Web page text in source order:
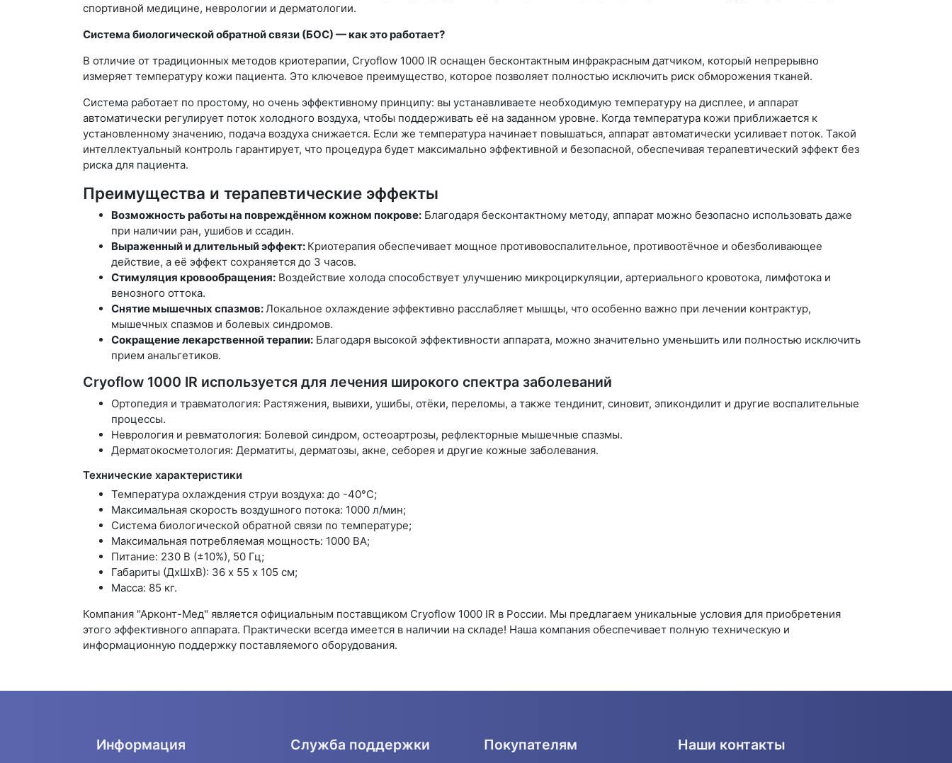
спортивной медицине, неврологии и дерматологии.
Система биологической обратной связи (БОС) — как это работает?
В отличие от традиционных методов криотерапии, Cryoflow 1000 IR оснащен бесконтактным инфракрасным датчиком, который непрерывно
измеряет температуру кожи пациента. Это ключевое преимущество, которое позволяет полностью исключить риск обморожения тканей.
Система работает по простому, но очень эффективному принципу: вы устанавливаете необходимую температуру на дисплее, и аппарат
автоматически регулирует поток холодного воздуха, чтобы поддерживать её на заданном уровне. Когда температура кожи приближается к
установленному значению, подача воздуха снижается. Если же температура начинает повышаться, аппарат автоматически усиливает поток. Такой
интеллектуальный контроль гарантирует, что процедура будет максимально эффективной и безопасной, обеспечивая терапевтический эффект без
риска для пациента.
Преимущества и терапевтические эффекты
Возможность работы на повреждённом кожном покрове: Благодаря бесконтактному методу, аппарат можно безопасно использовать даже
при наличии ран, ушибов и ссадин.
Выраженный и длительный эффект: Криотерапия обеспечивает мощное противовоспалительное, противоотёчное и обезболивающее
действие, а её эффект сохраняется до 3 часов.
Стимуляция кровообращения: Воздействие холода способствует улучшению микроциркуляции, артериального кровотока, лимфотока и
венозного оттока.
Снятие мышечных спазмов:Локальное охлаждение эффективно расслабляет мышцы, что особенно важно при лечении контрактур,
мышечных спазмов и болевых синдромов.
Сокращение лекарственной терапии: Благодаря высокой эффективности аппарата, можно значительно уменьшить или полностью исключить
прием анальгетиков.
Cryoflow 1000 IR используется для лечения широкого спектра заболеваний
Ортопедия и травматология: Растяжения, вывихи, ушибы, отёки, переломы, а также тендинит, синовит, эпикондилит и другие воспалительные
процессы.
Неврология и ревматология: Болевой синдром, остеоартрозы, рефлекторные мышечные спазмы.
Дерматокосметология: Дерматиты, дерматозы, акне, себорея и другие кожные заболевания.
Технические характеристики
Температура охлаждения струи воздуха: до -40°С;
Максимальная скорость воздушного потока: 1000 л/мин;
Система биологической обратной связи по температуре;
Максимальная потребляемая мощность: 1000 ВА;
Питание: 230 В (±10%), 50 Гц;
Габариты (ДхШхВ): 36 х 55 х 105 см;
Масса: 85 кг.
Компания "Арконт-Мед" является официальным поставщиком Cryoflow 1000 IR в России. Мы предлагаем уникальные условия для приобретения
этого эффективного аппарата. Практически всегда имеется в наличии на складе! Наша компания обеспечивает полную техническую и
информационную поддержку поставляемого оборудования.
Информация Служба поддержки Покупателям Наши контакты